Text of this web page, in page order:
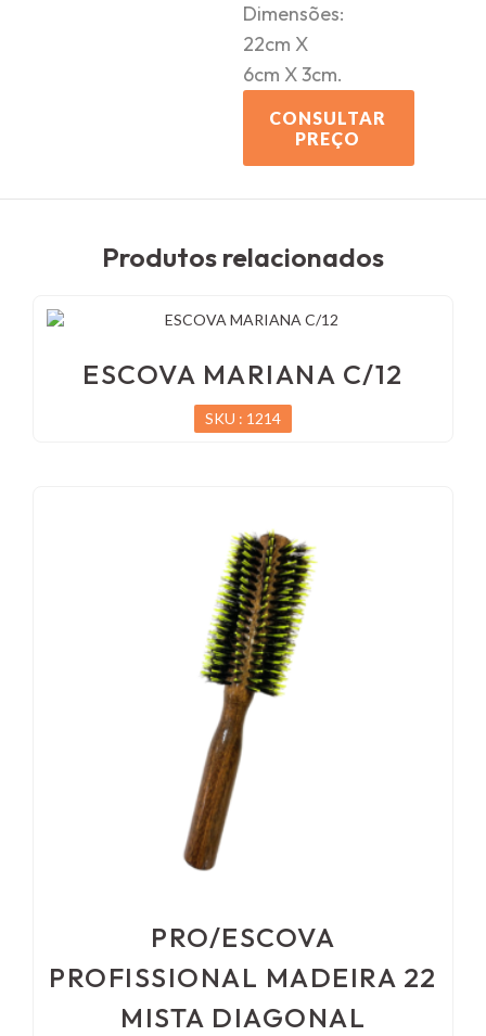
Dimensões:
22cm X
6cm X 3cm.
CONSULTAR
PREÇO
Produtos relacionados
ESCOVA MARIANA C/12
SKU : 1214
PRO/ESCOVA
PROFISSIONAL MADEIRA 22
MISTA DIAGONAL